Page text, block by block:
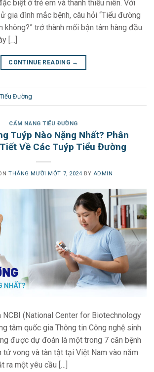
biệt ở trẻ em và thanh thiếu niên. Với
gia đình mắc bệnh, câu hỏi “Tiểu đường
không?” trở thành mối bận tâm hàng đầu.
[…]
CONTINUE READING →
Đường
CẨM NANG TIỂU ĐƯỜNG
Tuýp Nào Nặng Nhất? Phân
Về Các Tuýp Tiểu Đường
THÁNG MƯỜI MỘT 7, 2024 BY ADMIN
NCBI (National Center for Biotechnology
tâm quốc gia Thông tin Công nghệ sinh
được dự đoán là một trong 7 căn bệnh
tử vong và tàn tật tại Việt Nam vào năm
ra một yêu cầu […]